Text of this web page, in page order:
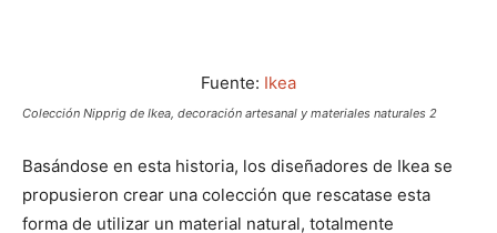
Fuente: Ikea
Colección Nipprig de Ikea, decoración artesanal y materiales naturales 2
Basándose en esta historia, los diseñadores de Ikea se
propusieron crear una colección que rescatase esta
forma de utilizar un material natural, totalmente